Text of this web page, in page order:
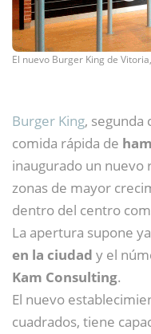
El nuevo Burger King de
Burger King, segunda
comida rápida de
inaugurado un nuevo
zonas de mayor
dentro del centro
La apertura supone
en la ciudad y el
Kam Consulting.
El nuevo
cuadrados, tiene